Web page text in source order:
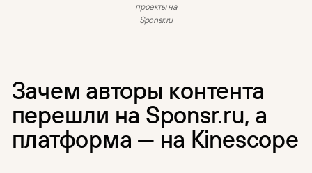
проекты на
Sponsr.ru
Зачем авторы контента
перешли на Sponsr.ru, а
платформа — на Kinescope